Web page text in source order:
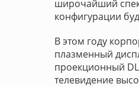
широчайший
конфигурации
В этом году
плазменный
проекционный
телевидение